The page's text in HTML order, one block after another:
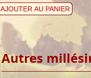
AJOUTER AU PANIER
Autres